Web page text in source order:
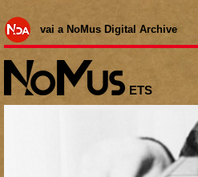
vai a NoMus Digital Archive
ETS